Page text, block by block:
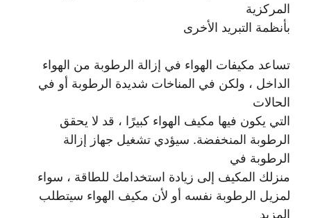
المركزية
بأنظمة التبريد الأخرى
تساعد مكيفات الهواء في إزالة الرطوبة من الهواء
الداخل ، ولكن في المناخات شديدة الرطوبة أو في
الحالات
التي يكون فيها مكيف الهواء كبيرًا ، قد لا يحقق
الرطوبة المنخفضة. سيؤدي تشغيل جهاز إزالة
الرطوبة في
منزلك المكيف إلى زيادة استخدامك للطاقة ، سواء
لمزيل الرطوبة نفسه أو لأن مكيف الهواء سيتطلب
المزيد